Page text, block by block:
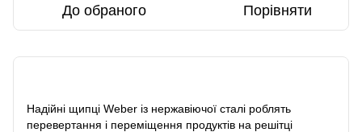
До обраного Порівняти
Надійні щипці Weber із нержавіючої сталі роблять
перевертання і переміщення продуктів на решітці